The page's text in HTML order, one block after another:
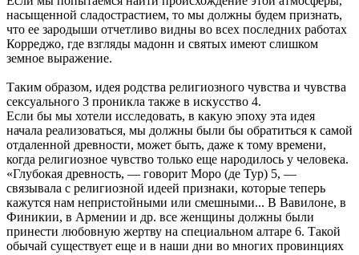
насыщенной сладострастием, то мы должны будем признать,
что ее зародыши отчетливо видны во всех последних работах
Корреджо, где взгляды мадонн и святых имеют слишком
земное выражение.
Таким образом, идея родства религиозного чувства и чувства
сексуального 3 проникла также в искусство 4.
Если бы мы хотели исследовать, в какую эпоху эта идея
начала реализоваться, мы должны были бы обратиться к самой
отдаленной древности, может быть, даже к тому времени,
когда религиозное чувство только еще народилось у человека.
«Глубокая древность, — говорит Моро (де Тур) 5, —
связывала с религиозной идеей признаки, которые теперь
кажутся нам непристойными или смешными... В Вавилоне, в
Финикии, в Армении и др. все женщины должны были
принести любовную жертву на специальном алтаре 6. Такой
обычай существует еще и в наши дни во многих провинциях